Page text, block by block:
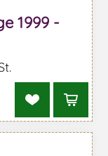
1999 -